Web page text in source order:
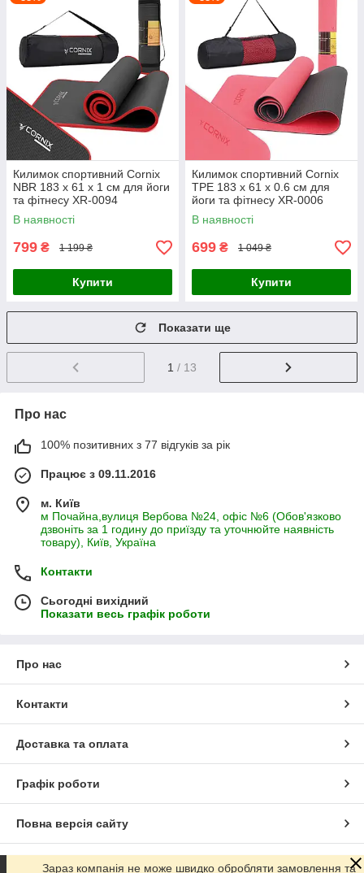
Килимок спортивний Cornix
NBR 183 x 61 x 1 cм для йоги
та фітнесу XR-0094
Black/Red
В наявності
799 ₴ 1 199 ₴
Купити
Килимок спортивний Cornix
TPE 183 x 61 x 0.6 см для
йоги та фітнесу XR-0006
Red/Black
В наявності
699 ₴ 1 049 ₴
Купити
Показати ще
1 / 13
Про нас
100% позитивних з 77 відгуків за рік
Працює з 09.11.2016
м. Київ
м Почайна,вулиця Вербова №24, офіс №6 (Обов'язково
дзвоніть за 1 годину до приїзду та уточнюйте наявність
товару), Київ, Україна
Контакти
Сьогодні вихідний
Показати весь графік роботи
Про нас
Контакти
Доставка та оплата
Графік роботи
Повна версія сайту
Сайт створено на маркетплейсі Prom.ua
Зараз компанія не може швидко обробляти замовлення та